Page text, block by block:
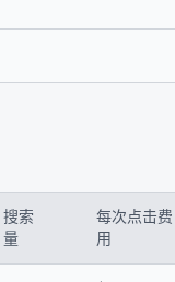
搜索
量
每次点击费
用